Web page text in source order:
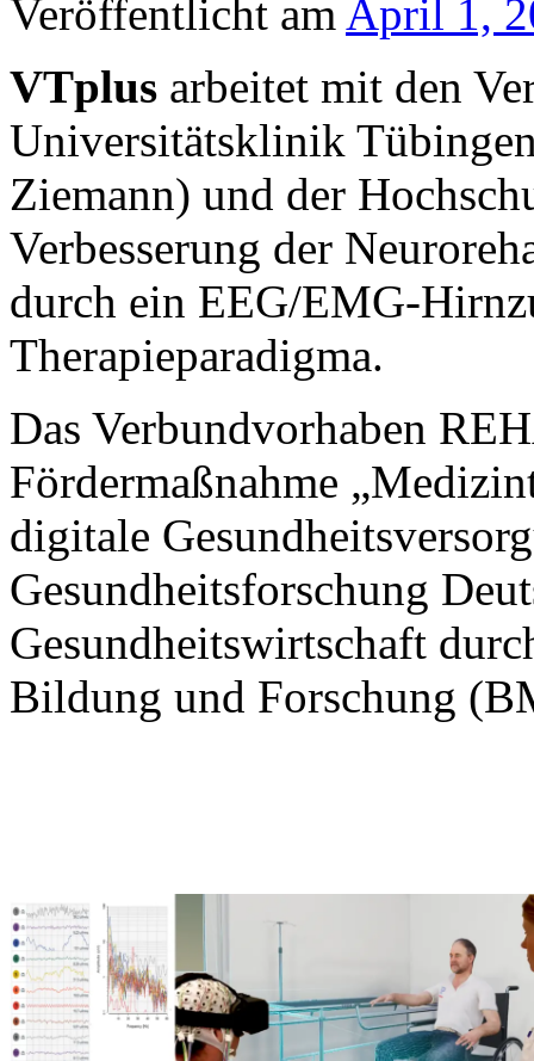
Veröffentlicht am April 1,
VTplus arbeitet mit den
Universitätsklinik
Ziemann) und der
Verbesserung der
durch ein EEG/EMG-
Therapieparadigma.
Das Verbundvorhaben
Fördermaßnahme
digitale
Gesundheitsforschung
Gesundheitswirtschaft
Bildung und Forschung